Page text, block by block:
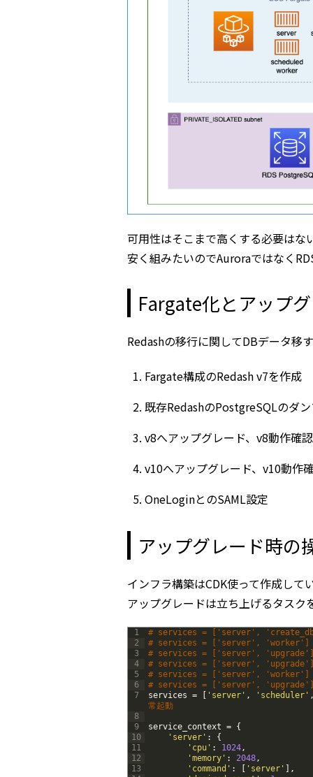
可用性はそこまで高くする必要はな
安く組みたいのでAuroraではなく
Fargate化とアップ
Redashの移行に関してDBデータ移
Fargate構成のRedash v7を作成
既存RedashのPostgreSQLのダ
v8へアップグレード、v8動作確認
v10へアップグレード、v10動作
OneLoginとのSAML設定
アップグレード時の
インフラ構築はCDK使って作成して
アップグレードは立ち上げるタスク
1
2
3
4
5
6
7
8
9
10
11
12
13
# services = ['server', 'create_db']
# services = ['server', 'worker'] #
# services = ['server', 'upgrade']
# services = ['server', 'upgrade'] #
# services = ['server', 'worker'] #
# services = ['server', 'upgrade'] #
services = 'server' , 'scheduler'
常起動
service_context = {
'server' :
{
'cpu' : 1024,
'memory' : 2048,
'command' : 'server'
,